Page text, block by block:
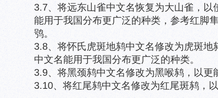
3.7、将远东山雀中文名恢复为大山雀，以
能用于我国分布更广泛的种类，参考红脚
鸮。
3.8、将怀氏虎斑地鸫中文名修改为虎斑地
中文名能用于我国分布更广泛的种类。
3.9、将黑颈鸫中文名修改为黑喉鸫，以更
3.10、将红尾鸫中文名修改为红尾斑鸫，